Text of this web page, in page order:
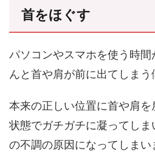
首をほぐす
パソコンやスマホを使う時
んと首や肩が前に出てしまう
本来の正しい位置に首や肩
状態でガチガチに凝ってし
の不調の原因になってしまい